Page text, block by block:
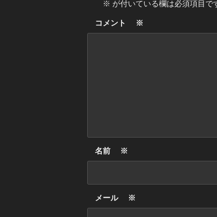
※ が付いている欄は必須項目で
コメント ※
名前 ※
メール ※